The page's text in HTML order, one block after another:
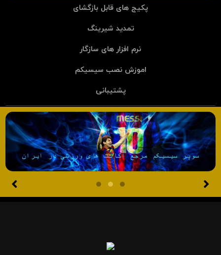
پکیج های قابل بازگشای
تمدید شیرینگ
نرم افزار های سازگار
اموزش نصب سیسیکم
پشتیبانی